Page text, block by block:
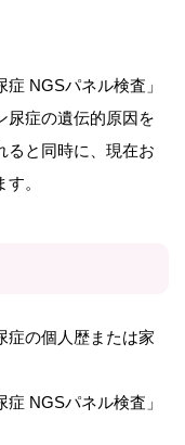
NGSパネル検査」
尿症の遺伝的原因を
ると同時に、現在お
。
症の個人歴または家
NGSパネル検査」